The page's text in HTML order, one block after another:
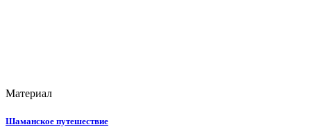
Материал
Шаманское путешествие